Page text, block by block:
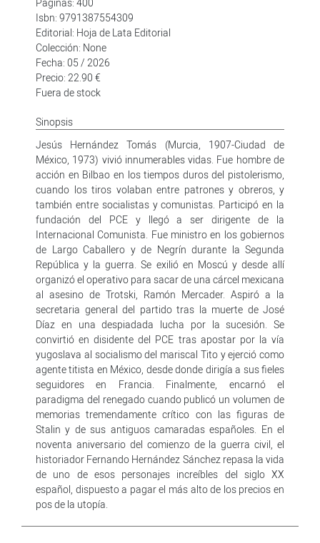
Isbn: 9791387554309
Editorial: Hoja de Lata Editorial
Colección: None
Fecha: 05 / 2026
Precio: 22.90 €
Fuera de stock
Sinopsis
Jesús Hernández Tomás (Murcia, 1907-Ciudad de
México, 1973) vivió innumerables vidas. Fue hombre de
acción en Bilbao en los tiempos duros del pistolerismo,
cuando los tiros volaban entre patrones y obreros, y
también entre socialistas y comunistas. Participó en la
fundación del PCE y llegó a ser dirigente de la
Internacional Comunista. Fue ministro en los gobiernos
de Largo Caballero y de Negrín durante la Segunda
República y la guerra. Se exilió en Moscú y desde allí
organizó el operativo para sacar de una cárcel mexicana
al asesino de Trotski, Ramón Mercader. Aspiró a la
secretaria general del partido tras la muerte de José
Díaz en una despiadada lucha por la sucesión. Se
convirtió en disidente del PCE tras apostar por la vía
yugoslava al socialismo del mariscal Tito y ejerció como
agente titista en México, desde donde dirigía a sus fieles
seguidores en Francia. Finalmente, encarnó el
paradigma del renegado cuando publicó un volumen de
memorias tremendamente crítico con las figuras de
Stalin y de sus antiguos camaradas españoles. En el
noventa aniversario del comienzo de la guerra civil, el
historiador Fernando Hernández Sánchez repasa la vida
de uno de esos personajes increíbles del siglo XX
español, dispuesto a pagar el más alto de los precios en
pos de la utopía.